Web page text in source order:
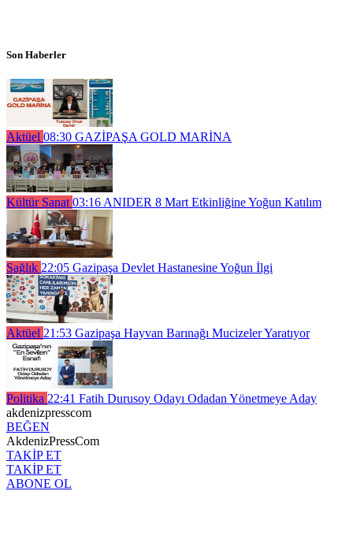
Son Haberler
Aktüel 08:30 GAZİPAŞA GOLD MARİNA
Kültür Sanat 03:16 ANIDER 8 Mart Etkinliğine Yoğun Katılım
Sağlık 22:05 Gazipaşa Devlet Hastanesine Yoğun İlgi
Aktüel 21:53 Gazipaşa Hayvan Barınağı Mucizeler Yaratıyor
Politika 22:41 Fatih Durusoy Odayı Odadan Yönetmeye Aday
akdenizpresscom
BEĞEN
AkdenizPressCom
TAKİP ET
TAKİP ET
ABONE OL